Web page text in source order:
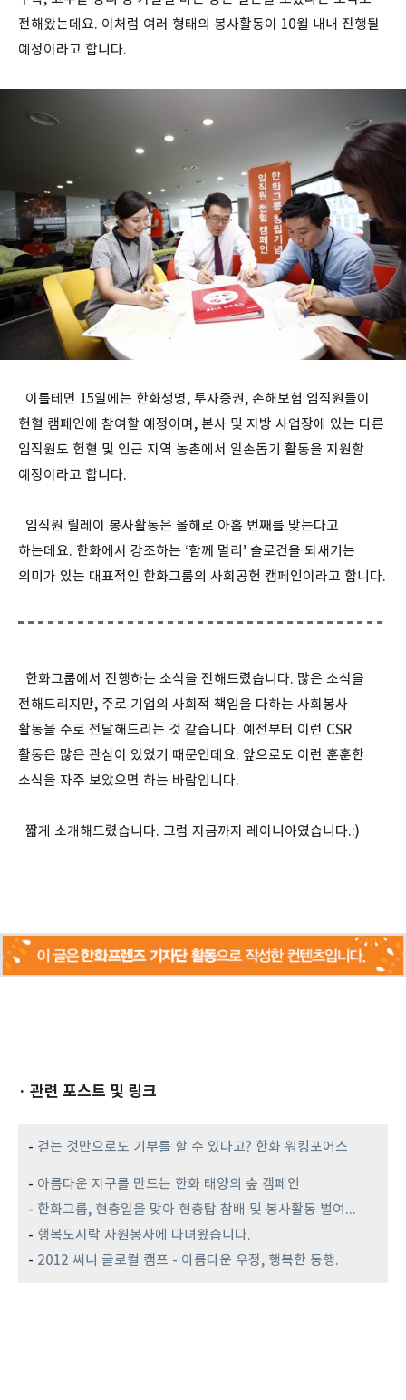
전해왔는데요. 이처럼 여러 형태의 봉사활동이 10월 내내 진행될
예정이라고 합니다.
이를테면 15일에는 한화생명, 투자증권, 손해보험 임직원들이
헌혈 캠페인에 참여할 예정이며, 본사 및 지방 사업장에 있는 다른
임직원도 헌혈 및 인근 지역 농촌에서 일손돕기 활동을 지원할
예정이라고 합니다.
임직원 릴레이 봉사활동은 올해로 아홉 번째를 맞는다고
하는데요. 한화에서 강조하는 ‘함께 멀리’ 슬로건을 되새기는
의미가 있는 대표적인 한화그룹의 사회공헌 캠페인이라고 합니다.
한화그룹에서 진행하는 소식을 전해드렸습니다. 많은 소식을
전해드리지만, 주로 기업의 사회적 책임을 다하는 사회봉사
활동을 주로 전달해드리는 것 같습니다. 예전부터 이런 CSR
활동은 많은 관심이 있었기 때문인데요. 앞으로도 이런 훈훈한
소식을 자주 보았으면 하는 바람입니다.
짧게 소개해드렸습니다. 그럼 지금까지 레이니아였습니다.:)
· 관련 포스트 및 링크
- 걷는 것만으로도 기부를 할 수 있다고? 한화 워킹포어스
- 아름다운 지구를 만드는 한화 태양의 숲 캠페인
- 한화그룹, 현충일을 맞아 현충탑 참배 및 봉사활동 벌여...
- 행복도시락 자원봉사에 다녀왔습니다.
- 2012 써니 글로컬 캠프 - 아름다운 우정, 행복한 동행.